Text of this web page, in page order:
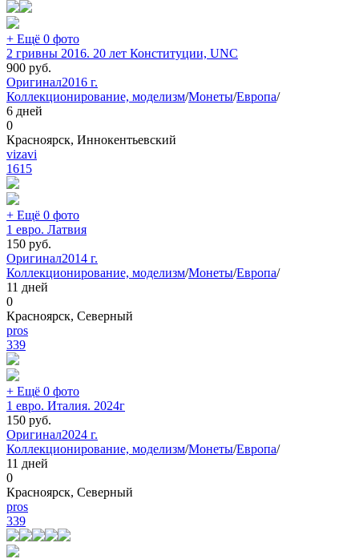
+ Ещё 0 фото
2 гривны 2016. 20 лет Конституции, UNC
900 руб.
Оригинал2016 г.
Коллекционирование, моделизм/Монеты/Европа/
6 дней
0
Красноярск, Иннокентьевский
vizavi
1615
+ Ещё 0 фото
1 евро. Латвия
150 руб.
Оригинал2014 г.
Коллекционирование, моделизм/Монеты/Европа/
11 дней
0
Красноярск, Северный
pros
339
+ Ещё 0 фото
1 евро. Италия. 2024г
150 руб.
Оригинал2024 г.
Коллекционирование, моделизм/Монеты/Европа/
11 дней
0
Красноярск, Северный
pros
339